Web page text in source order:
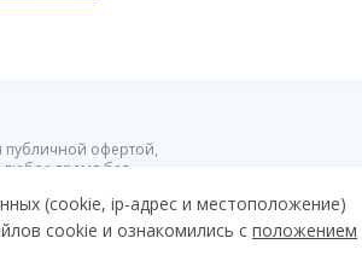
публичной офертой,
время без
(cookie, ip-адрес и местоположение)
cookie и ознакомились с положением